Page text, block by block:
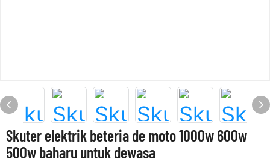
Skuter elektrik beteria de moto 1000w 600w
500w baharu untuk dewasa